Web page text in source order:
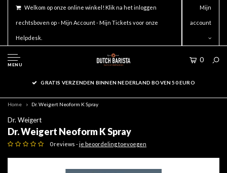
Welkom op onze online winkel! Klik na het inloggen
rechtsboven op - Mijn Account - Mijn Tickets voor onze
Helpdesk.
Mijn
account
MENU
0
GRATIS VERZENDEN BINNEN NEDERLAND BOVEN 50 EURO
Home Dr. Weigert Neoform K Spray
Dr. Weigert
Dr. Weigert Neoform K Spray
0 reviews -je beoordeling toevoegen